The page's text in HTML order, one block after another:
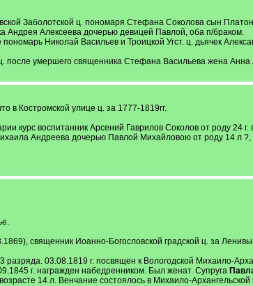
Заболотской ц. пономаря Стефана Соколова сын Платон
Андрея Алексеева дочерью девицей Павлой, оба п/браком.
Николай Васильев и Троицкой Угст. ц. дьячек
после умершего священника Стефана Васильева жена Анна
в Костромской улице ц. за 1777-1819гг.
курс воспитанник Арсений Гаврилов Соколов от роду 24
Андреева дочерью Павлой Михайловою от роду 14 л ?,
священник Иоанно-Богословской градской ц. за
03.08.1819 г. посвящен к Вологодской Михаило-
г. награжден набедренником. Был женат. Супруга
14 л. Венчание состоялось в Михаило-Архангельской